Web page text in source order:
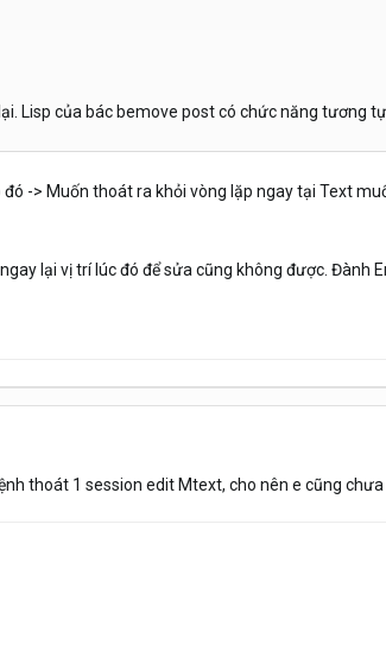
Lisp của bác bemove post có chức năng tương
-> Muốn thoát ra khỏi vòng lặp ngay tại Text
lại vị trí lúc đó để sửa cũng không được. Đành
thoát 1 session edit Mtext, cho nên e cũng